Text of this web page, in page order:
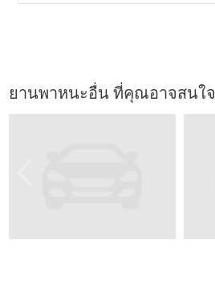
ยานพาหนะอื่น ที่คุณอาจสนใจ